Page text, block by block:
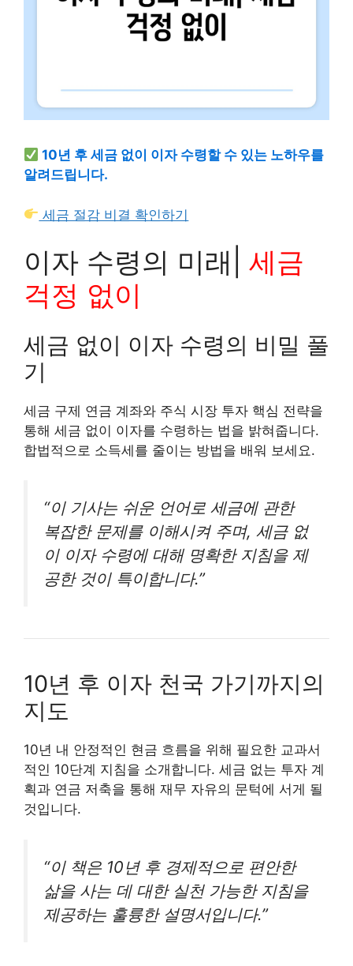
10년 후 세금 없이 이자 수령할 수 있는 노하우를
알려드립니다.
세금 절감 비결 확인하기
이자 수령의 미래| 세금
걱정 없이
세금 없이 이자 수령의 비밀 풀
기
세금 구제 연금 계좌와 주식 시장 투자 핵심 전략을
통해 세금 없이 이자를 수령하는 법을 밝혀줍니다.
합법적으로 소득세를 줄이는 방법을 배워 보세요.
“이 기사는 쉬운 언어로 세금에 관한
복잡한 문제를 이해시켜 주며, 세금 없
이 이자 수령에 대해 명확한 지침을 제
공한 것이 특이합니다.”
10년 후 이자 천국 가기까지의
지도
10년 내 안정적인 현금 흐름을 위해 필요한 교과서
적인 10단계 지침을 소개합니다. 세금 없는 투자 계
획과 연금 저축을 통해 재무 자유의 문턱에 서게 될
것입니다.
“이 책은 10년 후 경제적으로 편안한
삶을 사는 데 대한 실천 가능한 지침을
제공하는 훌륭한 설명서입니다.”